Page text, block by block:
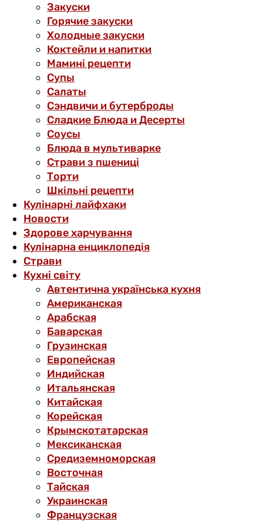
Закуски
Горячие закуски
Холодные закуски
Коктейли и напитки
Мамині рецепти
Супы
Салаты
Сэндвичи и бутерброды
Сладкие Блюда и Десерты
Соусы
Блюда в мультиварке
Страви з пшениці
Торти
Шкільні рецепти
Кулінарні лайфхаки
Новости
Здорове харчування
Кулінарна енциклопедія
Страви
Кухні світу
Автентична українська кухня
Американская
Арабская
Баварская
Грузинская
Европейская
Индийская
Итальянская
Китайская
Корейская
Крымскотатарская
Мексиканская
Средиземноморская
Восточная
Тайская
Украинская
Французская